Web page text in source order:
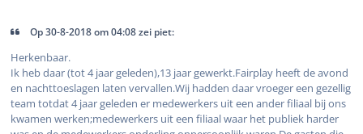
Op 30-8-2018 om 04:08 zei piet:
Herkenbaar.
Ik heb daar (tot 4 jaar geleden),13 jaar gewerkt.Fairplay heeft de avond
en nachttoeslagen laten vervallen.Wij hadden daar vroeger een gezellig
team totdat 4 jaar geleden er medewerkers uit een ander filiaal bij ons
kwamen werken;medewerkers uit een filiaal waar het publiek harder